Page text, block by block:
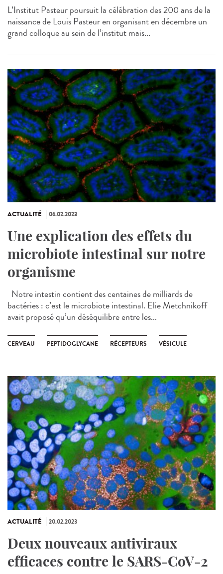
L’Institut Pasteur poursuit la célébration des 200 ans de la
naissance de Louis Pasteur en organisant en décembre un
grand colloque au sein de l’institut mais...
ACTUALITÉ 06.02.2023
Une explication des effets du
microbiote intestinal sur notre
organisme
Notre intestin contient des centaines de milliards de
bactéries : c’est le microbiote intestinal. Elie Metchnikoff
avait proposé qu’un déséquilibre entre les...
CERVEAU PEPTIDOGLYCANE RÉCEPTEURS VÉSICULE
ACTUALITÉ 20.02.2023
Deux nouveaux antiviraux
efficaces contre le SARS-CoV-2